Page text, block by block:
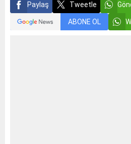
Paylaş Tweetle
ABONE OL